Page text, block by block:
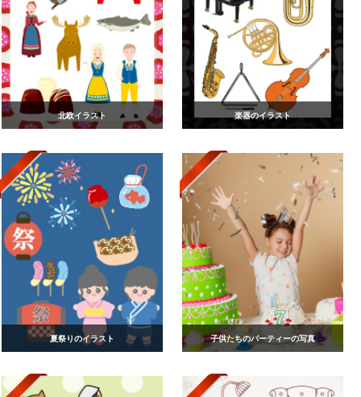
北欧イラスト 楽器のイラスト
夏祭りのイラスト 子供たちのパーティーの写真